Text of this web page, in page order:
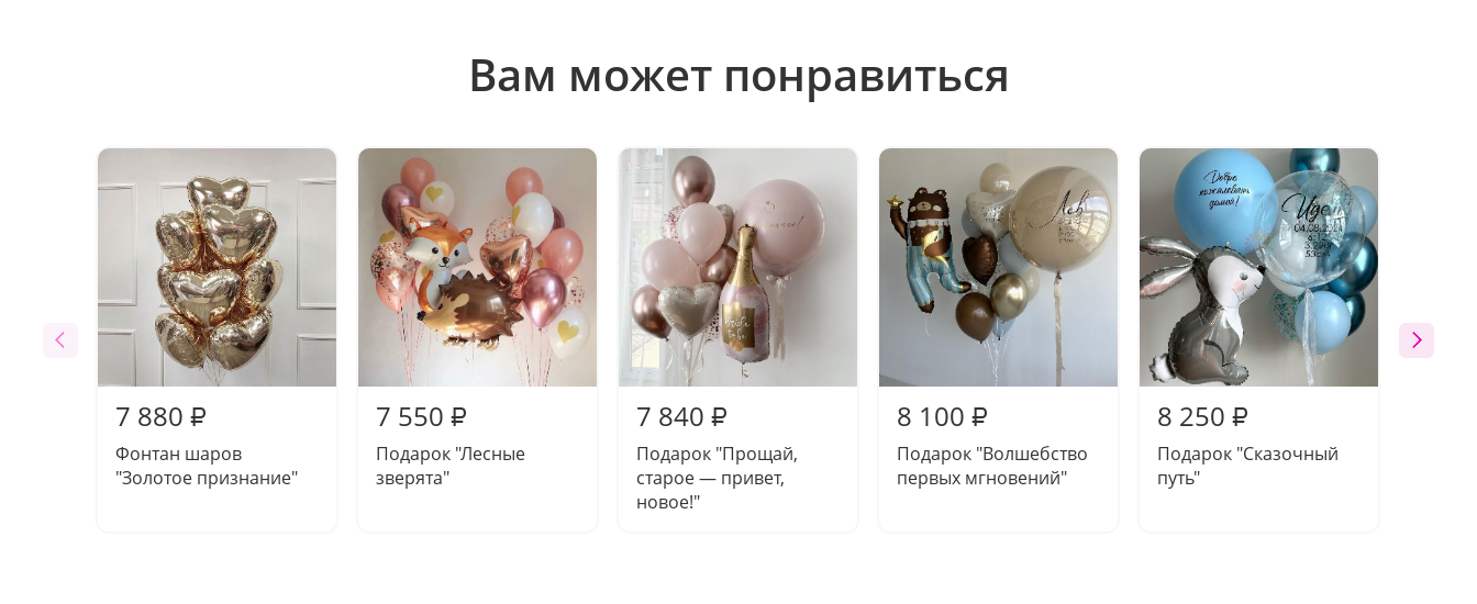
Вам может понравиться
7 880 ₽
Фонтан шаров
"Золотое признание"
7 550 ₽
Подарок "Лесные
зверята"
7 840 ₽
Подарок "Прощай,
старое — привет,
новое!"
8 100 ₽
Подарок "Волшебство
первых мгновений"
8 250 ₽
Подарок "Сказочный
путь"